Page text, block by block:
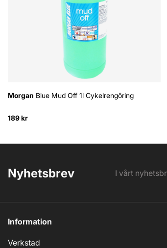
Morgan Blue Mud Off 1l Cykelrengöring
189 kr
Nyhetsbrev I vårt
Information
Verkstad